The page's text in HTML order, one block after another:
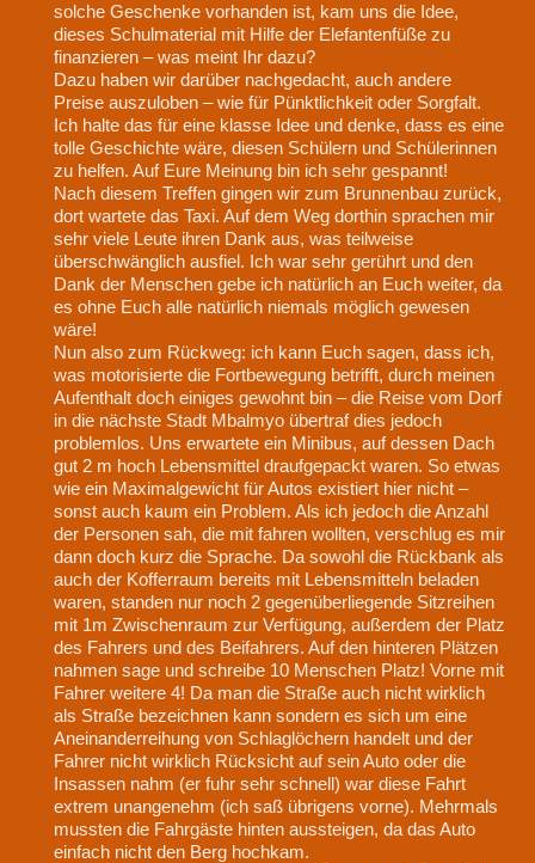
solche Geschenke vorhanden ist, kam uns die Idee,
dieses Schulmaterial mit Hilfe der Elefantenfüße zu
finanzieren – was meint Ihr dazu?
Dazu haben wir darüber nachgedacht, auch andere
Preise auszuloben – wie für Pünktlichkeit oder Sorgfalt.
Ich halte das für eine klasse Idee und denke, dass es eine
tolle Geschichte wäre, diesen Schülern und Schülerinnen
zu helfen. Auf Eure Meinung bin ich sehr gespannt!
Nach diesem Treffen gingen wir zum Brunnenbau zurück,
dort wartete das Taxi. Auf dem Weg dorthin sprachen mir
sehr viele Leute ihren Dank aus, was teilweise
überschwänglich ausfiel. Ich war sehr gerührt und den
Dank der Menschen gebe ich natürlich an Euch weiter, da
es ohne Euch alle natürlich niemals möglich gewesen
wäre!
Nun also zum Rückweg: ich kann Euch sagen, dass ich,
was motorisierte die Fortbewegung betrifft, durch meinen
Aufenthalt doch einiges gewohnt bin – die Reise vom Dorf
in die nächste Stadt Mbalmyo übertraf dies jedoch
problemlos. Uns erwartete ein Minibus, auf dessen Dach
gut 2 m hoch Lebensmittel draufgepackt waren. So etwas
wie ein Maximalgewicht für Autos existiert hier nicht –
sonst auch kaum ein Problem. Als ich jedoch die Anzahl
der Personen sah, die mit fahren wollten, verschlug es mir
dann doch kurz die Sprache. Da sowohl die Rückbank als
auch der Kofferraum bereits mit Lebensmitteln beladen
waren, standen nur noch 2 gegenüberliegende Sitzreihen
mit 1m Zwischenraum zur Verfügung, außerdem der Platz
des Fahrers und des Beifahrers. Auf den hinteren Plätzen
nahmen sage und schreibe 10 Menschen Platz! Vorne mit
Fahrer weitere 4! Da man die Straße auch nicht wirklich
als Straße bezeichnen kann sondern es sich um eine
Aneinanderreihung von Schlaglöchern handelt und der
Fahrer nicht wirklich Rücksicht auf sein Auto oder die
Insassen nahm (er fuhr sehr schnell) war diese Fahrt
extrem unangenehm (ich saß übrigens vorne). Mehrmals
mussten die Fahrgäste hinten aussteigen, da das Auto
einfach nicht den Berg hochkam.